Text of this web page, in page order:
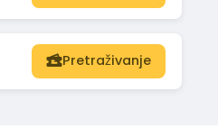
Pretraživanje